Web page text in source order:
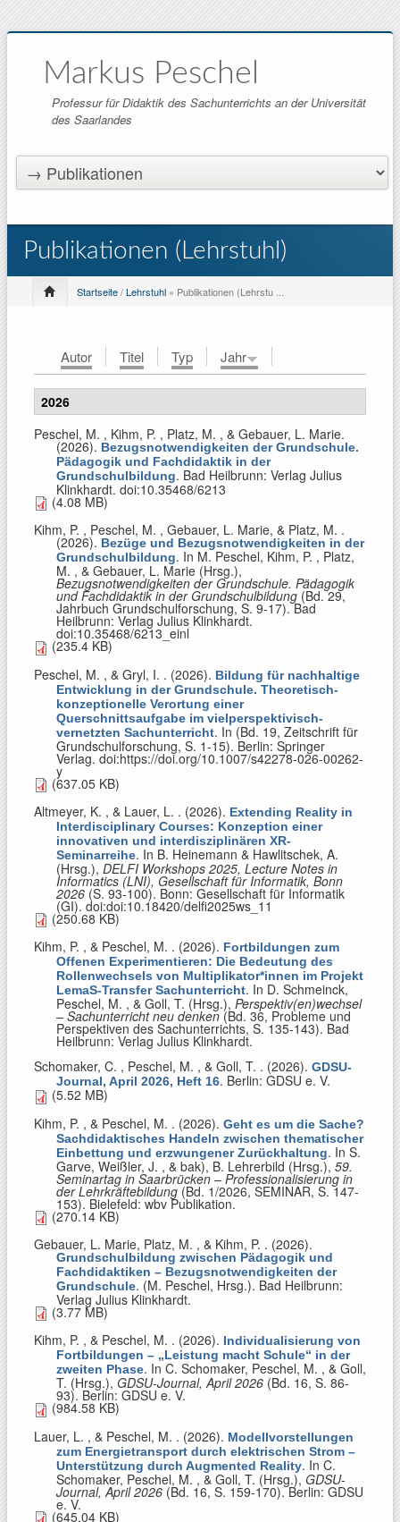
Markus Peschel
Professur für Didaktik des Sachunterrichts an der Universität
des Saarlandes
Publikationen (Lehrstuhl)
Startseite/Lehrstuhl » Publikationen (Lehrstu ...
Autor Titel Typ Jahr
2026
Peschel, M. , Kihm, P. , Platz, M. , & Gebauer, L. Marie.
(2026). Bezugsnotwendigkeiten der Grundschule.
Pädagogik und Fachdidaktik in der
Grundschulbildung. Bad Heilbrunn: Verlag Julius
Klinkhardt. doi:10.35468/6213
(4.08 MB)
Kihm, P. , Peschel, M. , Gebauer, L. Marie, & Platz, M. .
(2026). Bezüge und Bezugsnotwendigkeiten in der
Grundschulbildung. In M. Peschel, Kihm, P. , Platz,
M. , & Gebauer, L. Marie (Hrsg.),
Bezugsnotwendigkeiten der Grundschule. Pädagogik
und Fachdidaktik in der Grundschulbildung (Bd. 29,
Jahrbuch Grundschulforschung, S. 9-17). Bad
Heilbrunn: Verlag Julius Klinkhardt.
doi:10.35468/6213_einl
(235.4 KB)
Peschel, M. , & Gryl, I. . (2026). Bildung für nachhaltige
Entwicklung in der Grundschule. Theoretisch-
konzeptionelle Verortung einer
Querschnittsaufgabe im vielperspektivisch-
vernetzten Sachunterricht. In (Bd. 19, Zeitschrift für
Grundschulforschung, S. 1-15). Berlin: Springer
Verlag. doi:https://doi.org/10.1007/s42278-026-00262-
y
(637.05 KB)
Altmeyer, K. , & Lauer, L. . (2026). Extending Reality in
Interdisciplinary Courses: Konzeption einer
innovativen und interdisziplinären XR-
Seminarreihe. In B. Heinemann & Hawlitschek, A.
(Hrsg.), DELFI Workshops 2025, Lecture Notes in
Informatics (LNI), Gesellschaft für Informatik, Bonn
2026 (S. 93-100). Bonn: Gesellschaft für Informatik
(GI). doi:doi:10.18420/delfi2025ws_11
(250.68 KB)
Kihm, P. , & Peschel, M. . (2026). Fortbildungen zum
Offenen Experimentieren: Die Bedeutung des
Rollenwechsels von Multiplikator*innen im Projekt
LemaS-Transfer Sachunterricht. In D. Schmeinck,
Peschel, M. , & Goll, T. (Hrsg.), Perspektiv(en)wechsel
– Sachunterricht neu denken (Bd. 36, Probleme und
Perspektiven des Sachunterrichts, S. 135-143). Bad
Heilbrunn: Verlag Julius Klinkhardt.
Schomaker, C. , Peschel, M. , & Goll, T. . (2026). GDSU-
Journal, April 2026, Heft 16. Berlin: GDSU e. V.
(5.52 MB)
Kihm, P. , & Peschel, M. . (2026). Geht es um die Sache?
Sachdidaktisches Handeln zwischen thematischer
Einbettung und erzwungener Zurückhaltung. In S.
Garve, Weißler, J. , & bak), B. Lehrerbild (Hrsg.), 59.
Seminartag in Saarbrücken – Professionalisierung in
der Lehrkräftebildung (Bd. 1/2026, SEMINAR, S. 147-
153). Bielefeld: wbv Publikation.
(270.14 KB)
Gebauer, L. Marie, Platz, M. , & Kihm, P. . (2026).
Grundschulbildung zwischen Pädagogik und
Fachdidaktiken – Bezugsnotwendigkeiten der
Grundschule. (M. Peschel, Hrsg.). Bad Heilbrunn:
Verlag Julius Klinkhardt.
(3.77 MB)
Kihm, P. , & Peschel, M. . (2026). Individualisierung von
Fortbildungen – „Leistung macht Schule“ in der
zweiten Phase. In C. Schomaker, Peschel, M. , & Goll,
T. (Hrsg.), GDSU-Journal, April 2026 (Bd. 16, S. 86-
93). Berlin: GDSU e. V.
(984.58 KB)
Lauer, L. , & Peschel, M. . (2026). Modellvorstellungen
zum Energietransport durch elektrischen Strom –
Unterstützung durch Augmented Reality. In C.
Schomaker, Peschel, M. , & Goll, T. (Hrsg.), GDSU-
Journal, April 2026 (Bd. 16, S. 159-170). Berlin: GDSU
e. V.
(645.04 KB)